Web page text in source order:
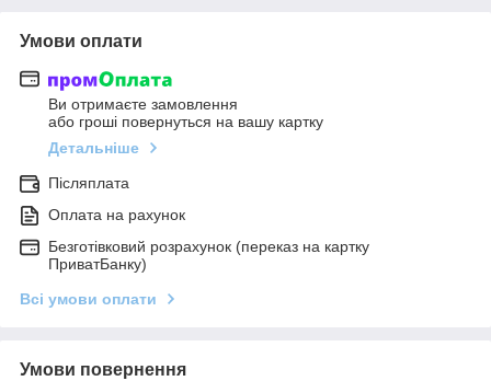
Умови оплати
Ви отримаєте замовлення
або гроші повернуться на вашу картку
Детальніше
Післяплата
Оплата на рахунок
Безготівковий розрахунок (переказ на картку
ПриватБанку)
Всі умови оплати
Умови повернення